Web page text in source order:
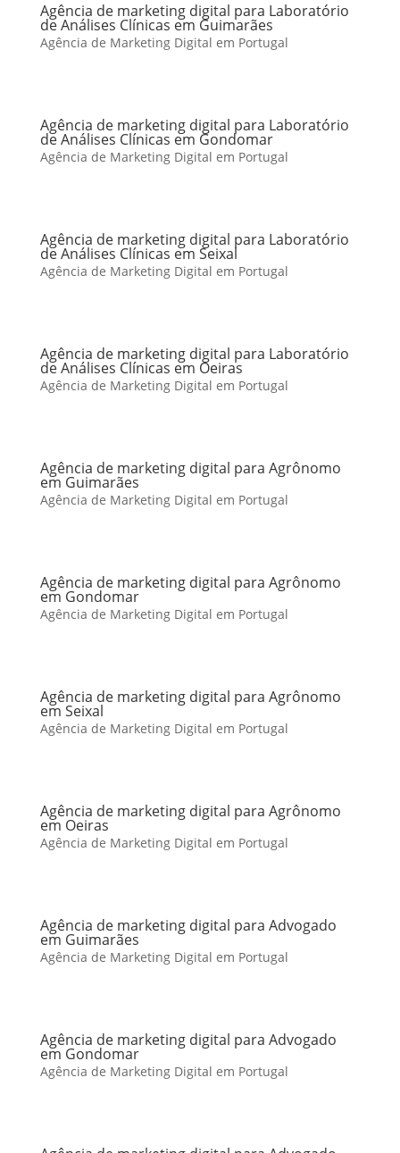
Agência de marketing digital para Laboratório
de Análises Clínicas em Guimarães
Agência de Marketing Digital em Portugal
Agência de marketing digital para Laboratório
de Análises Clínicas em Gondomar
Agência de Marketing Digital em Portugal
Agência de marketing digital para Laboratório
de Análises Clínicas em Seixal
Agência de Marketing Digital em Portugal
Agência de marketing digital para Laboratório
de Análises Clínicas em Oeiras
Agência de Marketing Digital em Portugal
Agência de marketing digital para Agrônomo
em Guimarães
Agência de Marketing Digital em Portugal
Agência de marketing digital para Agrônomo
em Gondomar
Agência de Marketing Digital em Portugal
Agência de marketing digital para Agrônomo
em Seixal
Agência de Marketing Digital em Portugal
Agência de marketing digital para Agrônomo
em Oeiras
Agência de Marketing Digital em Portugal
Agência de marketing digital para Advogado
em Guimarães
Agência de Marketing Digital em Portugal
Agência de marketing digital para Advogado
em Gondomar
Agência de Marketing Digital em Portugal